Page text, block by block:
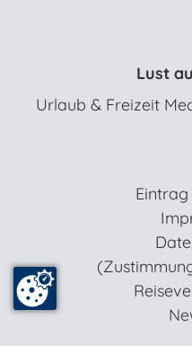
Lust
Urlaub & Freizeit